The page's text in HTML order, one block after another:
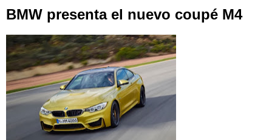
BMW presenta el nuevo coupé M4